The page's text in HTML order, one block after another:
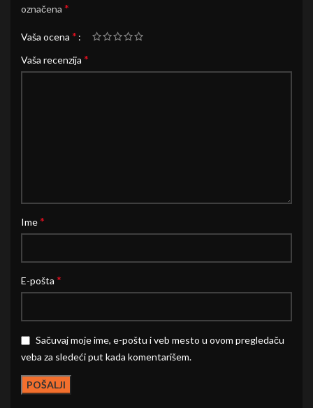
označena *
Vaša ocena *
Vaša recenzija *
Ime*
E-pošta *
Sačuvaj moje ime, e-poštu i veb mesto u ovom pregledaču
veba za sledeći put kada komentarišem.